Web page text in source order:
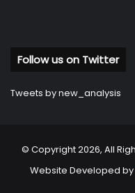
Follow us on Twitter
Tweets by new_analysis
© Copyright 2026, All
Website Developed by